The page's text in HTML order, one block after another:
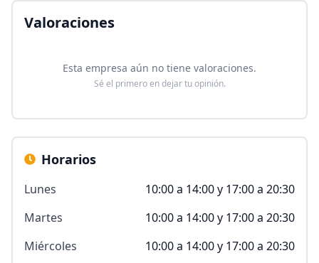
Valoraciones
Esta empresa aún no tiene valoraciones.
Sé el primero en dejar tu opinión.
Horarios
Lunes
10:00 a 14:00 y 17:00 a 20:30
Martes
10:00 a 14:00 y 17:00 a 20:30
Miércoles
10:00 a 14:00 y 17:00 a 20:30